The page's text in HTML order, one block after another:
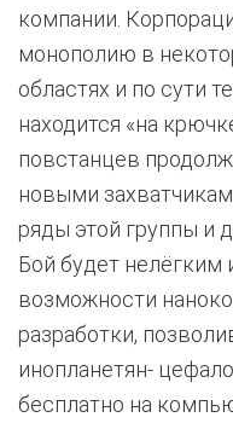
компании.
монополию в
областях и по сути
находится «на
повстанцев
новыми
ряды этой группы и
Бой будет нелёгким
возможности
разработки,
инопланетян-
бесплатно на